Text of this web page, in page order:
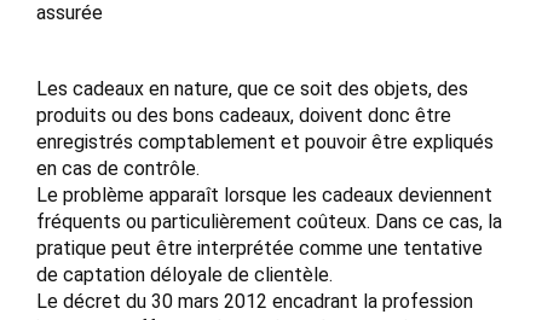
assurée
Les cadeaux en nature, que ce soit des objets, des
produits ou des bons cadeaux, doivent donc être
enregistrés comptablement et pouvoir être expliqués
en cas de contrôle.
Le problème apparaît lorsque les cadeaux deviennent
fréquents ou particulièrement coûteux. Dans ce cas, la
pratique peut être interprétée comme une tentative
de captation déloyale de clientèle.
Le décret du 30 mars 2012 encadrant la profession